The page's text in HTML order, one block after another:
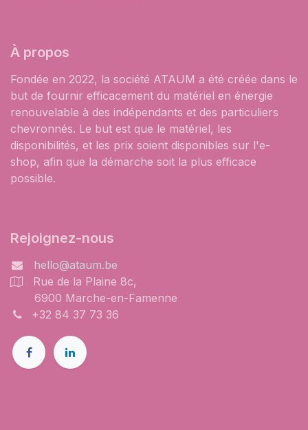
À propos
Fondée en 2022, la société ATAUM a été créée dans le
but de fournir efficacement du matériel en énergie
renouvelable à des indépendants et des particuliers
chevronnés. Le but est que le matériel, les
disponibilités, et les prix soient disponibles sur l'e-
shop, afin que la démarche soit la plus efficace
possible.
Rejoignez-nous
hello@ataum.be
Rue de la Plaine 8c,
6900 Marche-en-Famenne
+32 84 37 73 36